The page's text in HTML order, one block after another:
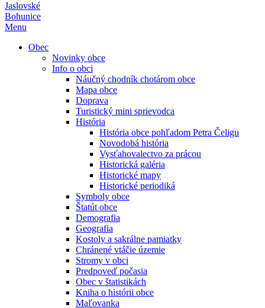
Jaslovské
Bohunice
Menu
Obec
Novinky obce
Info o obci
Náučný chodník chotárom obce
Mapa obce
Doprava
Turistický mini sprievodca
História
História obce pohľadom Petra Čeligu
Novodobá história
Vysťahovalectvo za prácou
Historická galéria
Historické mapy
Historické periodiká
Symboly obce
Štatút obce
Demografia
Geografia
Kostoly a sakrálne pamiatky
Chránené vtáčie územie
Stromy v obci
Predpoveď počasia
Obec v štatistikách
Kniha o histórii obce
Maľovanka